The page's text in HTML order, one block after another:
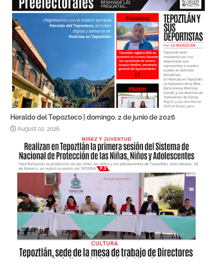
Heraldo del Tepozteco | domingo, 2 de junio de 2026
August 02, 2026